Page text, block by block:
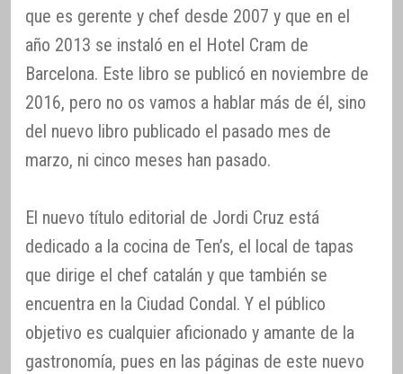
que es gerente y chef desde 2007 y que en el
año 2013 se instaló en el Hotel Cram de
Barcelona. Este libro se publicó en noviembre de
2016, pero no os vamos a hablar más de él, sino
del nuevo libro publicado el pasado mes de
marzo, ni cinco meses han pasado.
El nuevo título editorial de Jordi Cruz está
dedicado a la cocina de Ten’s, el local de tapas
que dirige el chef catalán y que también se
encuentra en la Ciudad Condal. Y el público
objetivo es cualquier aficionado y amante de la
gastronomía, pues en las páginas de este nuevo